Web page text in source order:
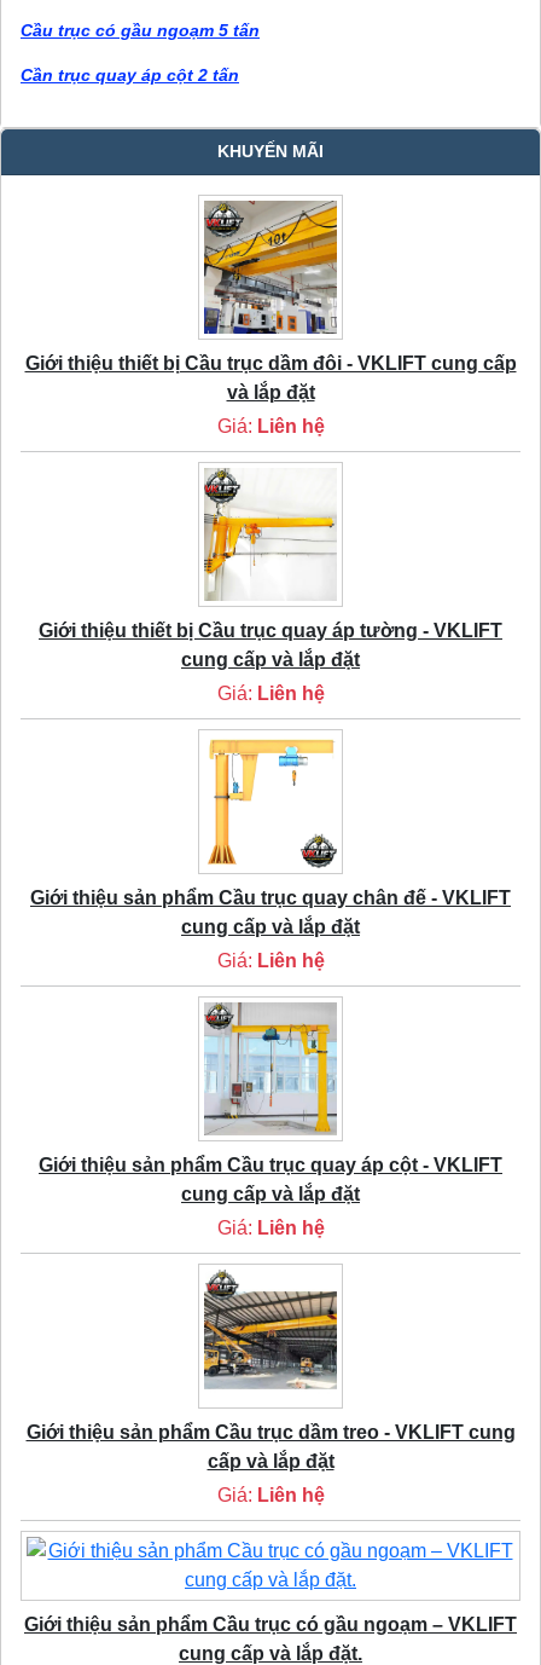
Cầu trục có gầu ngoạm 5 tấn
Cần trục quay áp cột 2 tấn
KHUYẾN MÃI
Giới thiệu thiết bị Cầu trục dầm đôi - VKLIFT cung cấp
và lắp đặt
Giá: Liên hệ
Giới thiệu thiết bị Cầu trục quay áp tường - VKLIFT
cung cấp và lắp đặt
Giá: Liên hệ
Giới thiệu sản phẩm Cầu trục quay chân đế - VKLIFT
cung cấp và lắp đặt
Giá: Liên hệ
Giới thiệu sản phẩm Cầu trục quay áp cột - VKLIFT
cung cấp và lắp đặt
Giá: Liên hệ
Giới thiệu sản phẩm Cầu trục dầm treo - VKLIFT cung
cấp và lắp đặt
Giá: Liên hệ
Giới thiệu sản phẩm Cầu trục có gầu ngoạm – VKLIFT
cung cấp và lắp đặt.